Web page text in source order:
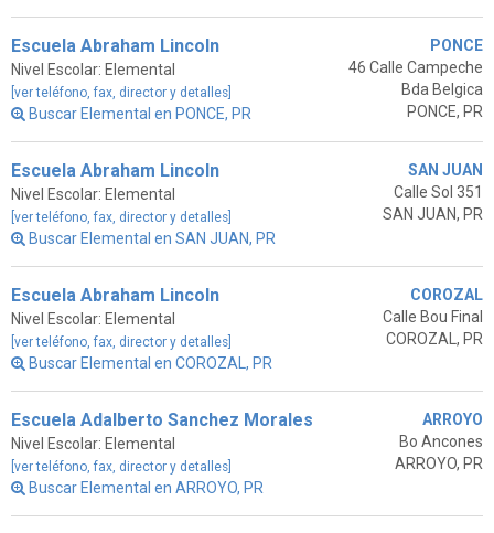
Escuela Abraham Lincoln
Nivel Escolar: Elemental
[ver teléfono, fax, director y detalles]
Buscar Elemental en PONCE, PR
PONCE
46 Calle Campeche
Bda Belgica
PONCE, PR
Escuela Abraham Lincoln
Nivel Escolar: Elemental
[ver teléfono, fax, director y detalles]
Buscar Elemental en SAN JUAN, PR
SAN JUAN
Calle Sol 351
SAN JUAN, PR
Escuela Abraham Lincoln
Nivel Escolar: Elemental
[ver teléfono, fax, director y detalles]
Buscar Elemental en COROZAL, PR
COROZAL
Calle Bou Final
COROZAL, PR
Escuela Adalberto Sanchez Morales
Nivel Escolar: Elemental
[ver teléfono, fax, director y detalles]
Buscar Elemental en ARROYO, PR
ARROYO
Bo Ancones
ARROYO, PR